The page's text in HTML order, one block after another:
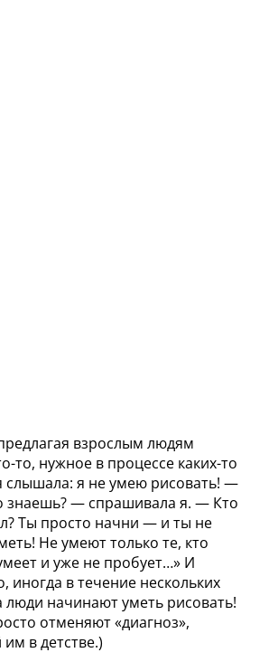
взрослым людям
то, нужное в процессе каких-то
слышала: я не умею рисовать! —
знаешь? — спрашивала я. — Кто
Ты просто начни — и ты не
Не умеют только те, кто
и уже не пробует…» И
иногда в течение нескольких
люди начинают уметь рисовать!
отменяют «диагноз»,
в детстве.)